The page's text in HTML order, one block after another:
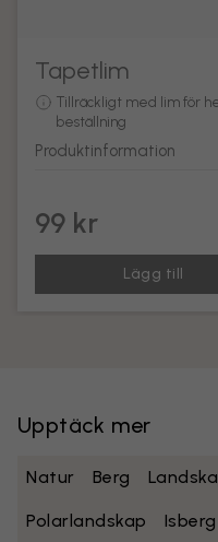
Tapetlim
Tillräckligt med lim för
beställning
Produktinformation
99 kr
Lägg till
Upptäck mer
Natur Berg
Polarlandskap Isberg